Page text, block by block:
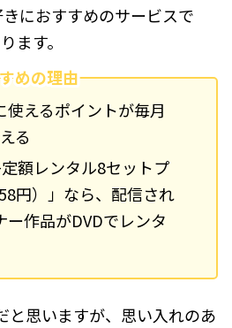
きにおすすめのサービスで
ます。
めの理由
使えるポイントが毎月
る
定額レンタル8セットプ
円）」なら、配信され
ー作品がDVDでレンタ
と思いますが、思い入れのあ